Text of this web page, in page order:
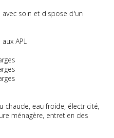
soin et dispose d'un
APL
chaude, eau froide, électricité,
ménagère, entretien des